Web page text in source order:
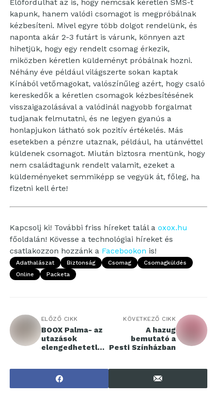
Előfordulhat az is, hogy nemcsak kéretlen SMS-t
kapunk, hanem valódi csomagot is megpróbálnak
kézbesíteni. Mivel egyre több dolgot rendelünk, és
naponta akár 2-3 futárt is várunk, könnyen azt
hihetjük, hogy egy rendelt csomag érkezik,
miközben kéretlen küldeményt próbálnak hozni.
Néhány éve például világszerte sokan kaptak
Kínából vetőmagokat, valószínűleg azért, hogy csaló
kereskedők a kéretlen csomagok kézbesítésének
visszaigazolásával a valódinál nagyobb forgalmat
tudjanak felmutatni, és ne legyen gyanús a
honlapjukon látható sok pozitív értékelés. Más
esetekben a pénzre utaznak, például, ha utánvéttel
küldenek csomagot. Miután biztosra mentünk, hogy
nem családtagunk rendelt valamit, ezeket a
küldeményeket semmiképp se vegyük át, főleg, ha
fizetni kell érte!
Kapcsolj ki! További friss híreket talál a oxox.hu
főoldalán! Kövesse a technológiai híreket és
csatlakozzon hozzánk a Facebookon is!
Adathalászat Biztonság Csomag
Csomagküldés
Online
Packeta
ELŐZŐ CIKK
BOOX Palma- az
utazások
elengedhetetlen
KÖVETKEZŐ CIKK
A hazug
bemutató a
Pesti Színházban